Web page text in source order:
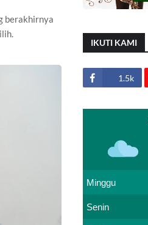
berakhirnya
IKUTI KAMI
1.5k
Minggu
Senin